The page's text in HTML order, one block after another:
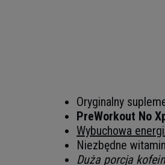
Oryginalny
PreWorkout No
Wybuchowa
Niezbędne
Duża porcja